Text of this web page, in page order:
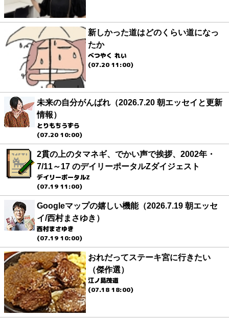
新しかった道はどのくらい道になっ
たか
べつやく れい
(07.20 11:00)
未来の自分がんばれ（2026.7.20 朝エッセイと更新
情報）
とりもちうずら
(07.20 10:00)
2貫の上のタマネギ、でかい声で挨拶、2002年・
7/11～17 のデイリーポータルZダイジェスト
デイリーポータルZ
(07.19 11:00)
Googleマップの嬉しい機能（2026.7.19 朝エッセ
イ/西村まさゆき）
西村まさゆき
(07.19 10:00)
おれだってステーキ宮に行きたい
（傑作選）
江ノ島茂道
(07.18 18:00)